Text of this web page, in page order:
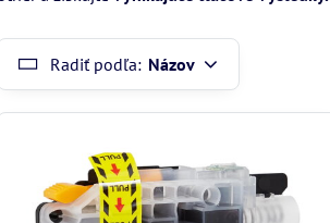
Radiť podľa: Názov